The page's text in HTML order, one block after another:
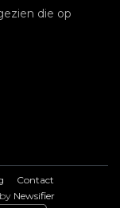
die op
Contact
Newsifier